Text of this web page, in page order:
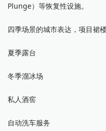
Plunge）等恢复性设施。
四季场景的城市表达，项目裙
夏季露台
冬季溜冰场
私人酒窖
自动洗车服务